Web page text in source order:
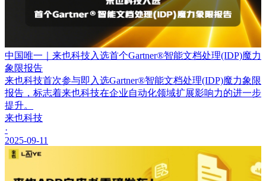
中国唯一｜来也科技入选首个Gartner®智能文档处理(IDP)魔力
象限报告
来也科技首次参与即入选Gartner®智能文档处理(IDP)魔力象限
报告，标志着来也科技在企业自动化领域扩展影响力的进一步
提升。
来也科技
·
2025-09-11